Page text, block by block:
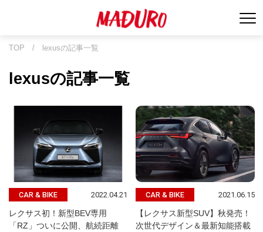
TOP / lexusの記事一覧
lexusの記事一覧
CAR & BIKE 2022.04.21
レクサス初！新型BEV専用
「RZ」ついに公開、航続距離
CAR & BIKE 2021.06.15
【レクサス新型SUV】秋発売！
次世代デザイン＆最新知能搭載